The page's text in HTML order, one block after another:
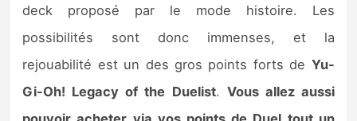
deck proposé par le mode histoire. Les
possibilités sont donc immenses, et la
rejouabilité est un des gros points forts de Yu-
Gi-Oh! Legacy of the Duelist. Vous allez aussi